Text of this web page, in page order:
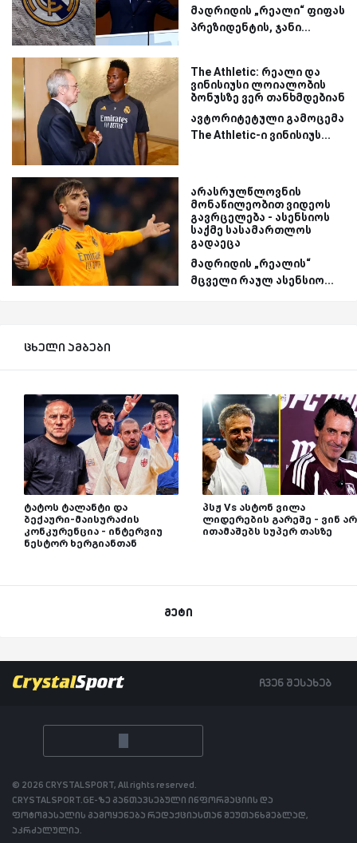
მადრიდის „რეალი“ ფიფას
პრეზიდენტის, ჯანი...
The Athletic: რეალი და
ვინისიუსი ლოიალობის
ბონუსზე ვერ თანხმდებიან
ავტორიტეტული გამოცემა
The Athletic-ი ვინისიუს...
არასრულწლოვნის
მონაწილეობით ვიდეოს
გავრცელება - ასენსიოს
საქმე სასამართლოს
გადაეცა
მადრიდის „რეალის“
მცველი რაულ ასენსიო...
ცხელი ამბები
ტატოს ტალანტი და
ბექაური-მაისურაძის
კონკურენცია - ინტერვიუ
ნესტორ ხერგიანთან
პსჟ Vs ასტონ ვილა
ლიდერების გარეშე - ვინ არ
ითამაშებს სუპერ თასზე
მეტი
ჩვენ შესახებ
© 2026 CRYSTALSPORT, All rights reserved.
CRYSTALSPORT.GE-ზე განთავსებული ინფორმაციის და
ფოტომასალის გამოყენება რედაქციასთან შეუთანხმებლად,
აკრძალულია.